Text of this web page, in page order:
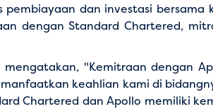
dan investasi bersama
dengan Standard Chartered,
mengatakan, "Kemitraan dengan
keahlian kami di
Chartered dan Apollo memiliki